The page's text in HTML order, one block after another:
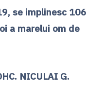
se implinesc 106
a marelui om de
NICULAI G.